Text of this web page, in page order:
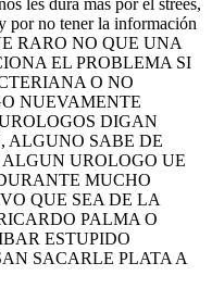
les dura mas por el strees,
por no tener la información
RARO NO QUE UNA
EL PROBLEMA SI
O NO
NUEVAMENTE
DIGAN
ALGUNO SABE DE
UROLOGO UE
MUCHO
QUE SEA DE LA
PALMA O
ESTUPIDO
SACARLE PLATA A